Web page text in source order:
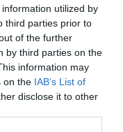
utilized by
third parties prior to
of the further
by third parties on the
information may
on the IAB’s List of
disclose it to other
XinhuaDu
vključno z
direktorico
glasnike miru